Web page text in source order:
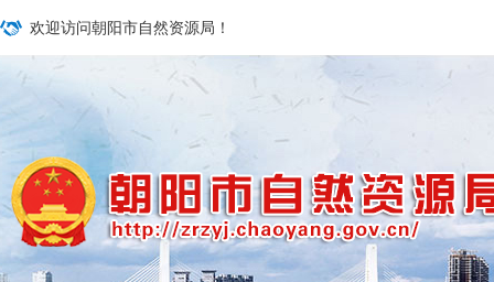
欢迎访问朝阳市自然资源局！